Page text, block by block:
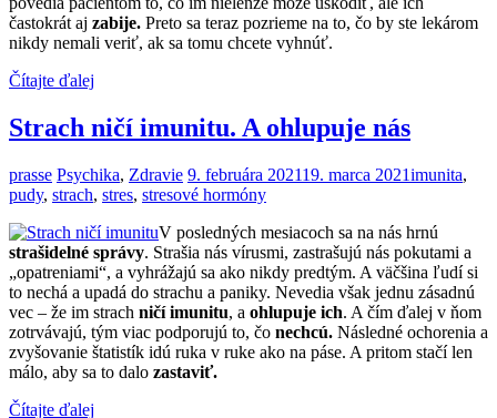
častokrát aj zabije. Preto sa teraz pozrieme na to, čo by ste lekárom
nikdy nemali veriť, ak sa tomu chcete vyhnúť.
Čítajte ďalej
Strach ničí imunitu. A ohlupuje nás
prasse Psychika, Zdravie 9. februára 202119. marca 2021imunita,
pudy, strach, stres, stresové hormóny
V posledných mesiacoch sa na nás hrnú
strašidelné správy. Strašia nás vírusmi, zastrašujú nás pokutami a
„opatreniami“, a vyhrážajú sa ako nikdy predtým. A väčšina ľudí si
to nechá a upadá do strachu a paniky. Nevedia však jednu zásadnú
vec – že im strach ničí imunitu, a ohlupuje ich. A čím ďalej v ňom
zotrvávajú, tým viac podporujú to, čo nechcú. Následné ochorenia a
zvyšovanie štatistík idú ruka v ruke ako na páse. A pritom stačí len
málo, aby sa to dalo zastaviť.
Čítajte ďalej